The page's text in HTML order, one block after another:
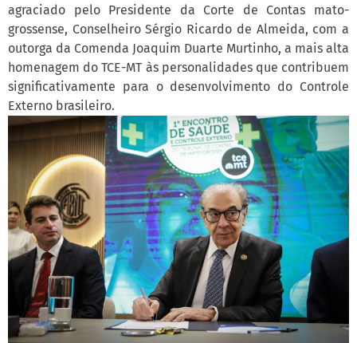
agraciado pelo Presidente da Corte de Contas mato-
grossense, Conselheiro Sérgio Ricardo de Almeida, com a
outorga da Comenda Joaquim Duarte Murtinho, a mais alta
homenagem do TCE-MT às personalidades que contribuem
significativamente para o desenvolvimento do Controle
Externo brasileiro.